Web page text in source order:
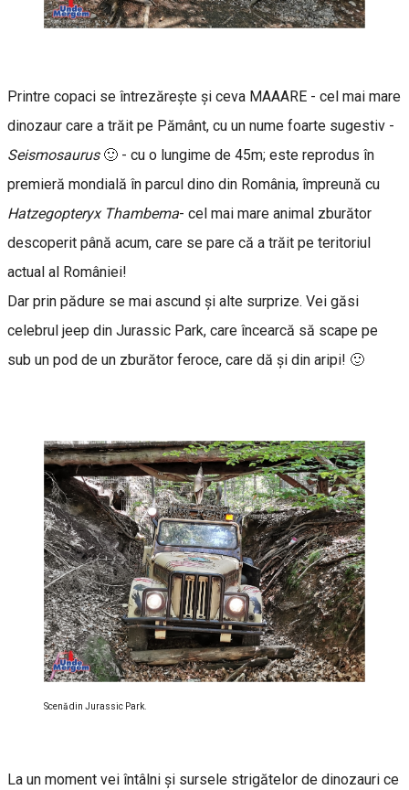
Printre copaci se întrezăreşte şi ceva MAAARE - cel mai mare
dinozaur care a trăit pe Pământ, cu un nume foarte sugestiv -
Seismosaurus🙂 - cu o lungime de 45m; este reprodus în
premieră mondială în parcul dino din România, împreună cu
Hatzegopteryx Thambema- cel mai mare animal zburător
descoperit până acum, care se pare că a trăit pe teritoriul
actual al României!
Dar prin pădure se mai ascund şi alte surprize. Vei găsi
celebrul jeep din Jurassic Park, care încearcă să scape pe
sub un pod de un zburător feroce, care dă şi din aripi! 🙂
Scenă din Jurassic Park.
La un moment vei întâlni şi sursele strigătelor de dinozauri ce